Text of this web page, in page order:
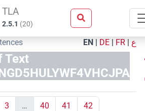
TLA
2.5.1 (20)
EN | DE | FR | ع
Text
3 … 40 41 42